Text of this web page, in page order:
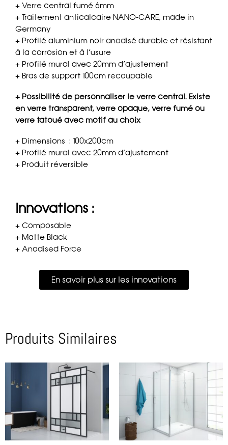
+ Verre central fumé 6mm
+ Traitement anticalcaire NANO-CARE, made in
Germany
+ Profilé aluminium noir anodisé durable et résistant
à la corrosion et à l’usure
+ Profilé mural avec 20mm d’ajustement
+ Bras de support 100cm recoupable
+ Possibilité de personnaliser le verre central. Existe
en verre transparent, verre opaque, verre fumé ou
verre tatoué avec motif au choix
+ Dimensions : 100x200cm
+ Profilé mural avec 20mm d’ajustement
+ Produit réversible
Innovations :
+ Composable
+ Matte Black
+ Anodised Force
En savoir plus sur les innovations
Produits Similaires